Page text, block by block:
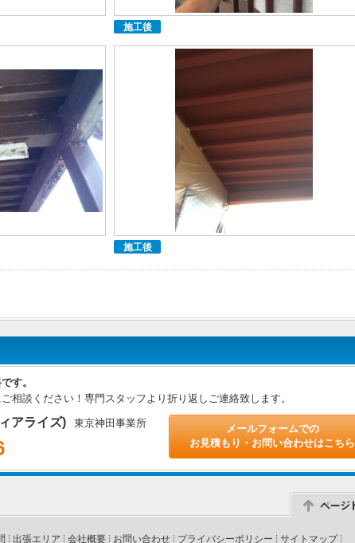
施工後
施工後
す。
相談ください！専門スタッフより折り返しご連絡致します。
アライズ) 東京神田事業所
メールフォームでの
お見積もり・お問い合わせはこちら
出張エリア 会社概要 お問い合わせ プライバシーポリシー サイトマップ